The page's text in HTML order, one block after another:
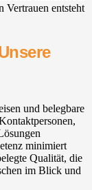
Vertrauen entsteht
und belegbare
minimiert
Qualität, die
im Blick und